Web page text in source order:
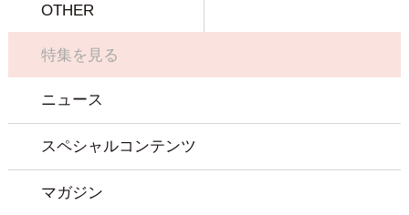
OTHER
特集を見る
ニュース
スペシャルコンテンツ
マガジン